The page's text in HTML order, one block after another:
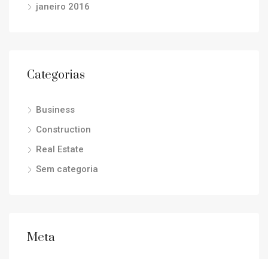
janeiro 2016
Categorias
Business
Construction
Real Estate
Sem categoria
Meta